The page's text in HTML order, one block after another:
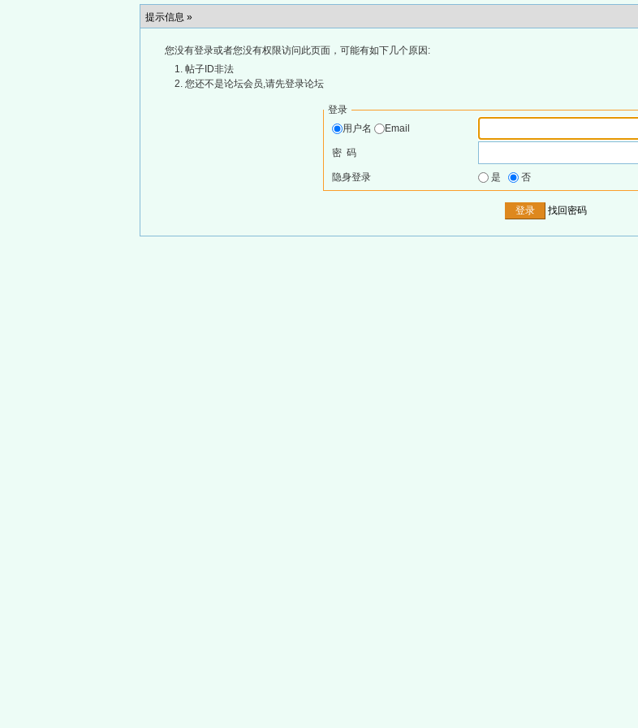
提示信息 »
您没有登录或者您没有权限访问此页面，可能有如下几个原因:
帖子ID非法
您还不是论坛会员,请先登录论坛
登录
用户名
Email
密 码
隐身登录 是 否
找回密码